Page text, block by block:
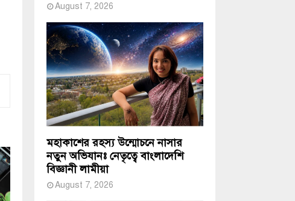
August 7, 2026
মহাকাশের রহস্য উন্মোচনে নাসার
নতুন অভিযানঃ নেতৃত্বে বাংলাদেশি
বিজ্ঞানী লামীয়া
August 7, 2026